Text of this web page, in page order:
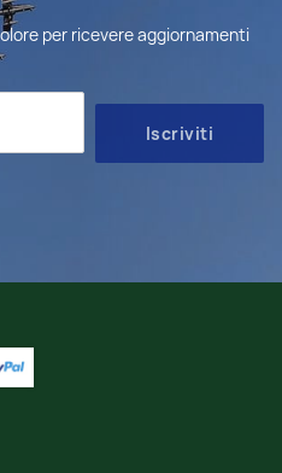
per ricevere aggiornamenti